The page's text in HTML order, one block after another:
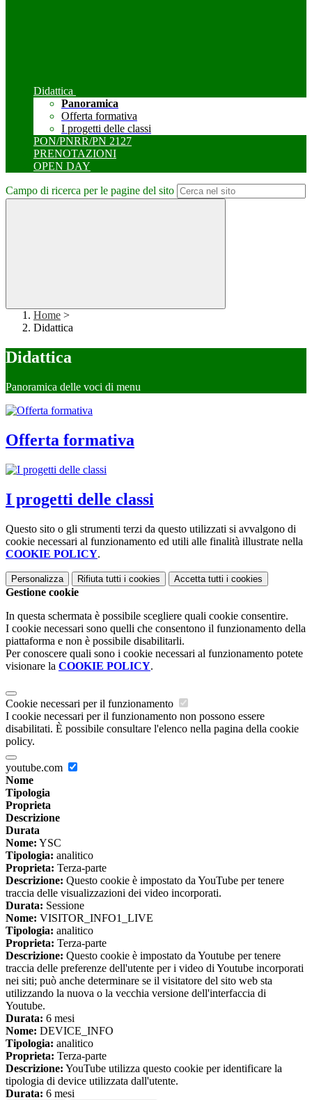
Didattica
Panoramica
Offerta formativa
I progetti delle classi
PON/PNRR/PN 2127
PRENOTAZIONI
OPEN DAY
Campo di ricerca per le pagine del sito
Home >
Didattica
Didattica
Panoramica delle voci di menu
Offerta formativa
I progetti delle classi
Questo sito o gli strumenti terzi da questo utilizzati si avvalgono di
cookie necessari al funzionamento ed utili alle finalità illustrate nella
COOKIE POLICY.
Personalizza Rifiuta tutti i cookies Accetta tutti i cookies
Gestione cookie
In questa schermata è possibile scegliere quali cookie consentire.
I cookie necessari sono quelli che consentono il funzionamento della
piattaforma e non è possibile disabilitarli.
Per conoscere quali sono i cookie necessari al funzionamento potete
visionare la COOKIE POLICY.
Cookie necessari per il funzionamento
I cookie necessari per il funzionamento non possono essere
disabilitati. È possibile consultare l'elenco nella pagina della cookie
policy.
youtube.com
Nome
Tipologia
Proprieta
Descrizione
Durata
Nome: YSC
Tipologia: analitico
Proprieta: Terza-parte
Descrizione: Questo cookie è impostato da YouTube per tenere
traccia delle visualizzazioni dei video incorporati.
Durata: Sessione
Nome: VISITOR_INFO1_LIVE
Tipologia: analitico
Proprieta: Terza-parte
Descrizione: Questo cookie è impostato da Youtube per tenere
traccia delle preferenze dell'utente per i video di Youtube incorporati
nei siti; può anche determinare se il visitatore del sito web sta
utilizzando la nuova o la vecchia versione dell'interfaccia di
Youtube.
Durata: 6 mesi
Nome: DEVICE_INFO
Tipologia: analitico
Proprieta: Terza-parte
Descrizione: YouTube utilizza questo cookie per identificare la
tipologia di device utilizzata dall'utente.
Durata: 6 mesi